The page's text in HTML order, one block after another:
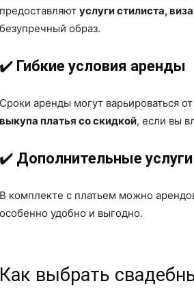
предоставляют услуги стилиста,
безупречный образ.
✔️ Гибкие условия аренды
Сроки аренды могут варьироваться
выкупа платья со скидкой, если вы
✔️ Дополнительные услуги
В комплекте с платьем можно
особенно удобно и выгодно.
Как выбрать